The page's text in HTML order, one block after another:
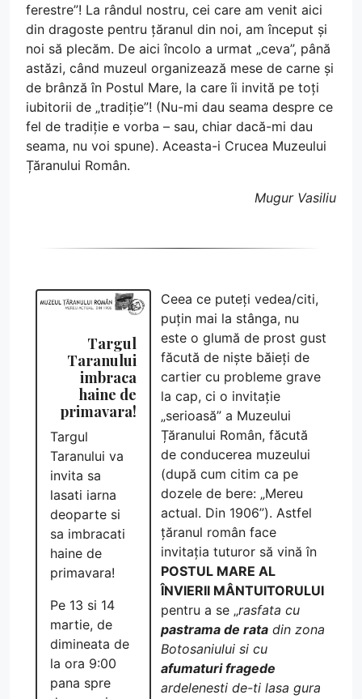
ferestre”! La rândul nostru, cei care am venit aici
din dragoste pentru țăranul din noi, am început și
noi să plecăm. De aici încolo a urmat „ceva”, până
astăzi, când muzeul organizează mese de carne și
de brânză în Postul Mare, la care îi invită pe toți
iubitorii de „tradiție”! (Nu-mi dau seama despre ce
fel de tradiție e vorba – sau, chiar dacă-mi dau
seama, nu voi spune). Aceasta-i Crucea Muzeului
Țăranului Român.
Mugur Vasiliu
Targul
Taranului
imbraca
haine de
primavara!
Targul
Taranului va
invita sa
lasati iarna
deoparte si
sa imbracati
haine de
primavara!
Pe 13 si 14
martie, de
dimineata de
la ora 9:00
pana spre
Ceea ce puteți vedea/citi,
puțin mai la stânga, nu
este o glumă de prost gust
făcută de niște băieți de
cartier cu probleme grave
la cap, ci o invitație
„serioasă” a Muzeului
Țăranului Român, făcută
de conducerea muzeului
(după cum citim ca pe
dozele de bere: „Mereu
actual. Din 1906”). Astfel
țăranul român face
invitația tuturor să vină în
POSTUL MARE AL
ÎNVIERII MÂNTUITORULUI
pentru a se „rasfata cu
pastrama de rata din zona
Botosaniului si cu
afumaturi fragede
ardelenesti de-ti lasa gura